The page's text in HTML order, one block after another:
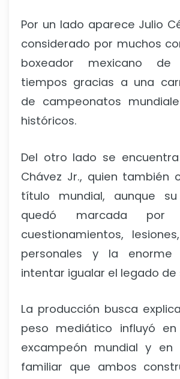
Por un lado aparece Julio
considerado por muchos
boxeador mexicano
tiempos gracias a una
de campeonatos
históricos.
Del otro lado se
Chávez Jr., quien también
título mundial, aunque
quedó marcada por
cuestionamientos,
personales y la enorme
intentar igualar el legado de
La producción busca
peso mediático influyó
excampeón mundial y en
familiar que ambos